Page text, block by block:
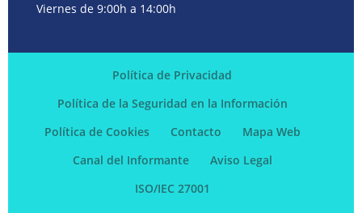
Viernes de 9:00h a 14:00h
Política de Privacidad
Política de la Seguridad en la Información
Política de Cookies
Contacto
Mapa Web
Canal del Informante
Aviso Legal
ISO/IEC 27001